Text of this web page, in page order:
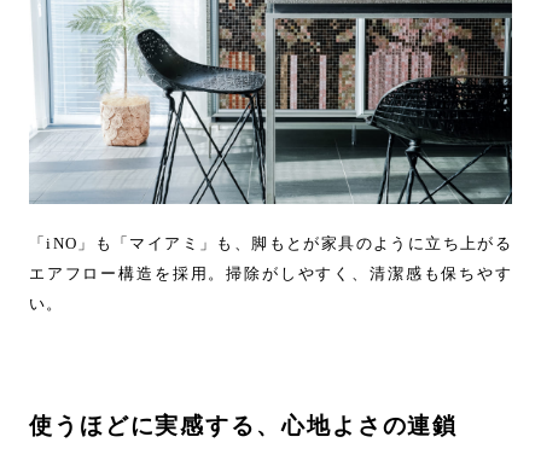
「iNO」も「マイアミ」も、脚もとが家具のように立ち上がる
エアフロー構造を採用。掃除がしやすく、清潔感も保ちやす
い。
使うほどに実感する、心地よさの連鎖